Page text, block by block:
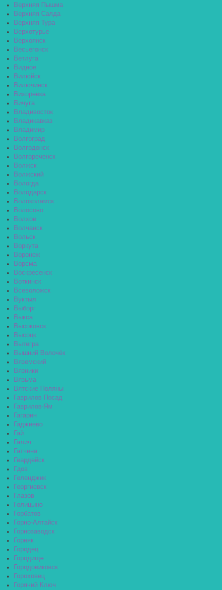
Верхняя Пышма
Верхняя Салда
Верхняя Тура
Верхотурье
Верхоянск
Весьегонск
Ветлуга
Видное
Вилюйск
Вилючинск
Вихоревка
Вичуга
Владивосток
Владикавказ
Владимир
Волгоград
Волгодонск
Волгореченск
Волжск
Волжский
Вологда
Володарск
Волоколамск
Волосово
Волхов
Волчанск
Вольск
Воркута
Воронеж
Ворсма
Воскресенск
Воткинск
Всеволожск
Вуктыл
Выборг
Выкса
Высоковск
Высоцк
Вытегра
Вышний Волочёк
Вяземский
Вязники
Вязьма
Вятские Поляны
Гаврилов Посад
Гаврилов-Ям
Гагарин
Гаджиево
Гай
Галич
Гатчина
Гвардейск
Гдов
Геленджик
Георгиевск
Глазов
Голицыно
Горбатов
Горно-Алтайск
Горнозаводск
Горняк
Городец
Городище
Городовиковск
Гороховец
Горячий Ключ